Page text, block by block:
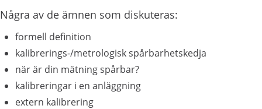
Några av de ämnen som diskuteras:
formell definition
kalibrerings-/metrologisk spårbarhetskedja
när är din mätning spårbar?
kalibreringar i en anläggning
extern kalibrering